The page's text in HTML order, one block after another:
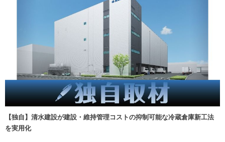
【独自】清水建設が建設・維持管理コストの抑制可能な冷蔵倉庫新工法
を実用化